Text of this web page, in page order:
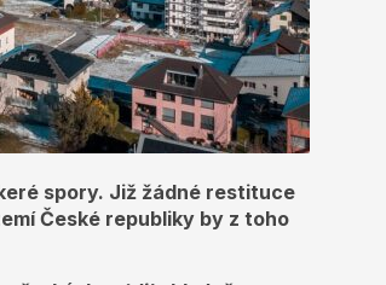
spory. Již žádné restituce
České republiky by z toho